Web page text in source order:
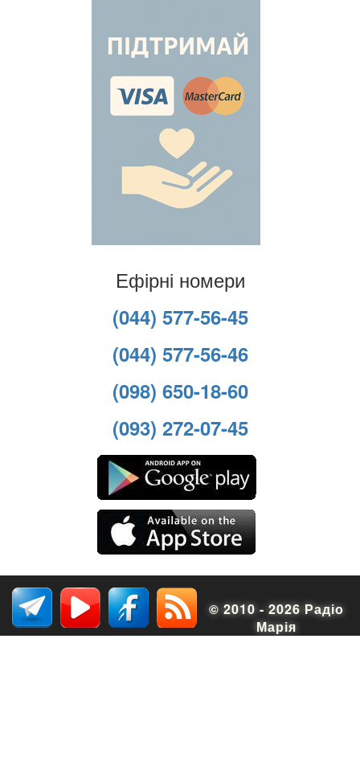
Ефірні номери
(044) 577-56-45
(044) 577-56-46
(098) 650-18-60
(093) 272-07-45
© 2010 - 2026 Радіо
Марія